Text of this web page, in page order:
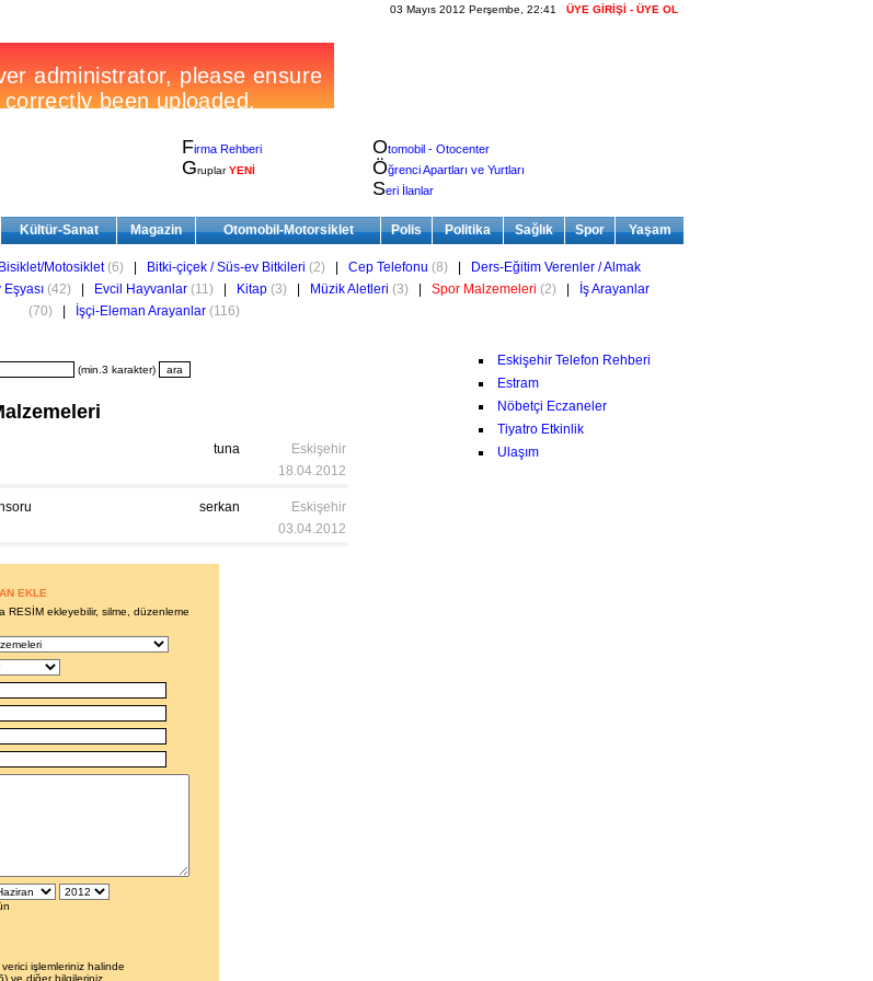
03 Mayıs 2012 Perşembe, 22:41 ÜYE GİRİŞİ - ÜYE OL
Firma Rehberi
GruplarYENİ
Otomobil - Otocenter
Öğrenci Apartları ve Yurtları
Seri İlanlar
Kültür-Sanat Magazin Otomobil-Motorsiklet Polis Politika Sağlık Spor Yaşam
Bisiklet/Motosiklet (6) Bitki-çiçek / Süs-ev Bitkileri (2) Cep Telefonu (8)
Ders-Eğitim Verenler / Almak
Eşyası (42) Evcil Hayvanlar (11) Kitap (3) Müzik Aletleri (3) Spor Malzemeleri (2)
İş Arayanlar
(70)
İşçi-Eleman Arayanlar (116)
(min.3 karakter)
tuna
Eskişehir
18.04.2012
serkan
Eskişehir
03.04.2012
EKLE
RESİM ekleyebilir, silme, düzenleme
işlemleriniz halinde
ve diğer bilgileriniz
Eskişehir Telefon Rehberi
Estram
Nöbetçi Eczaneler
Tiyatro Etkinlik
Ulaşım